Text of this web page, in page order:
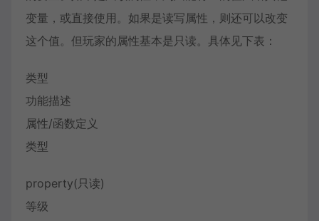
变量，或直接使用。如果是读写属性，则还可以改变
这个值。但玩家的属性基本是只读。具体见下表：
类型
功能描述
属性/函数定义
类型
property(只读)
等级